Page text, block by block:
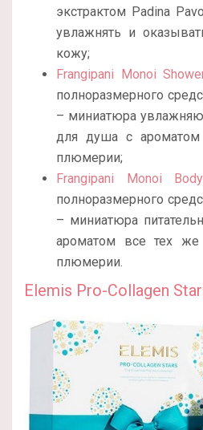
экстрактом Padina
увлажнять и
кожу;
Frangipani Monoi
полноразмерного
– миниатюра
для душа с ароматом
плюмерии;
Frangipani Monoi
полноразмерного
– миниатюра
ароматом все тех же
плюмерии.
Elemis Pro-Collagen